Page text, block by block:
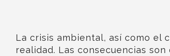
La crisis ambiental, así como el
realidad. Las consecuencias son